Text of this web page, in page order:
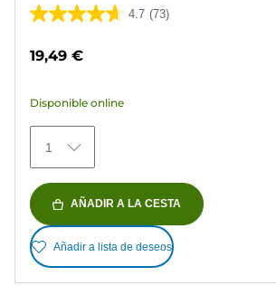
4.7 (73)
4.7
73
reseñas
19,49 €
Disponible online
1
AÑADIR A LA CESTA
Añadir a lista de deseos